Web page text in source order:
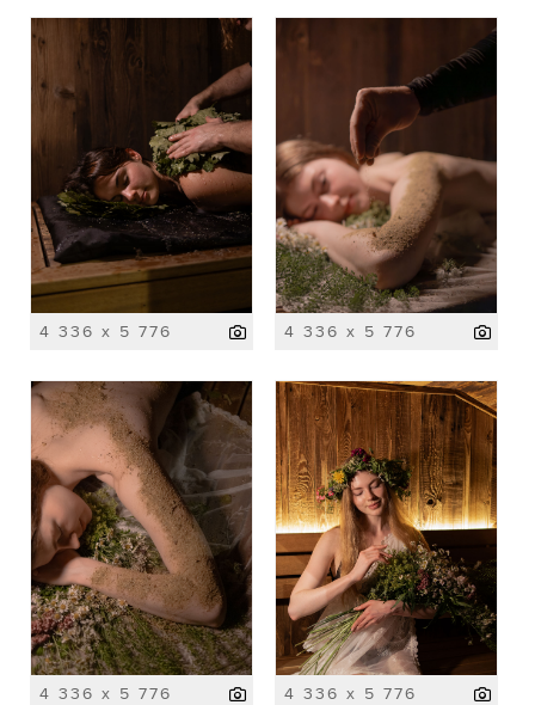
4 336 x 5 776 4 336 x 5 776
4 336 x 5 776 4 336 x 5 776